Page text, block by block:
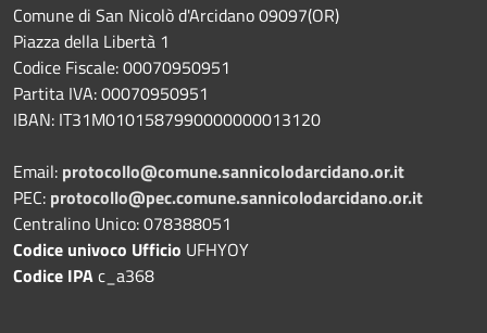
Comune di San Nicolò d'Arcidano 09097(OR)
Piazza della Libertà 1
Codice Fiscale: 00070950951
Partita IVA: 00070950951
IBAN: IT31M0101587990000000013120
Email: protocollo@comune.sannicolodarcidano.or.it
PEC: protocollo@pec.comune.sannicolodarcidano.or.it
Centralino Unico: 078388051
Codice univoco Ufficio UFHYOY
Codice IPAc_a368